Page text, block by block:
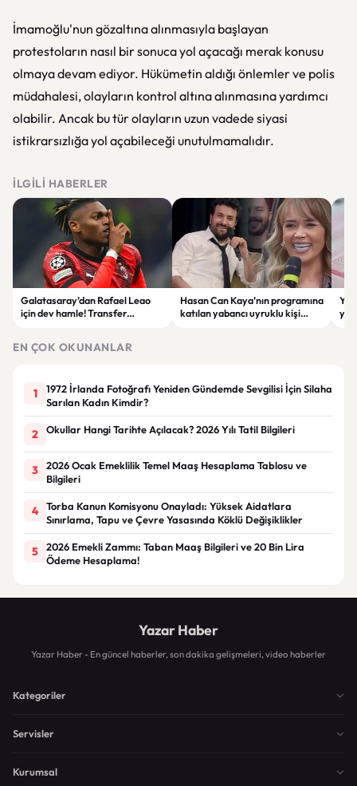
İmamoğlu'nun gözaltına alınmasıyla başlayan
protestoların nasıl bir sonuca yol açacağı merak konusu
olmaya devam ediyor. Hükümetin aldığı önlemler ve polis
müdahalesi, olayların kontrol altına alınmasına yardımcı
olabilir. Ancak bu tür olayların uzun vadede siyasi
istikrarsızlığa yol açabileceği unutulmamalıdır.
İLGILI HABERLER
Galatasaray’dan Rafael Leao
için dev hamle! Transfer
Hasan Can Kaya’nın programına
katılan yabancı uyruklu kişi
EN ÇOK OKUNANLAR
1
1972 İrlanda Fotoğrafı Yeniden Gündemde Sevgilisi İçin Silaha
Sarılan Kadın Kimdir?
2 Okullar Hangi Tarihte Açılacak? 2026 Yılı Tatil Bilgileri
3
2026 Ocak Emeklilik Temel Maaş Hesaplama Tablosu ve
Bilgileri
4
Torba Kanun Komisyonu Onayladı: Yüksek Aidatlara
Sınırlama, Tapu ve Çevre Yasasında Köklü Değişiklikler
5
2026 Emekli Zammı: Taban Maaş Bilgileri ve 20 Bin Lira
Ödeme Hesaplama!
Yazar Haber
Yazar Haber - En güncel haberler, son dakika gelişmeleri, video haberler
Kategoriler
Servisler
Kurumsal